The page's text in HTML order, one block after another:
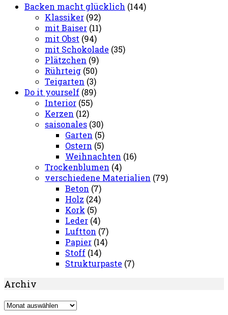
Backen macht glücklich (144)
Klassiker (92)
mit Baiser (11)
mit Obst (94)
mit Schokolade (35)
Plätzchen (9)
Rührteig (50)
Teigarten (3)
Do it yourself (89)
Interior (55)
Kerzen (12)
saisonales (30)
Garten (5)
Ostern (5)
Weihnachten (16)
Trockenblumen (4)
verschiedene Materialien (79)
Beton (7)
Holz (24)
Kork (5)
Leder (4)
Luftton (7)
Papier (14)
Stoff (14)
Strukturpaste (7)
Archiv
Archiv